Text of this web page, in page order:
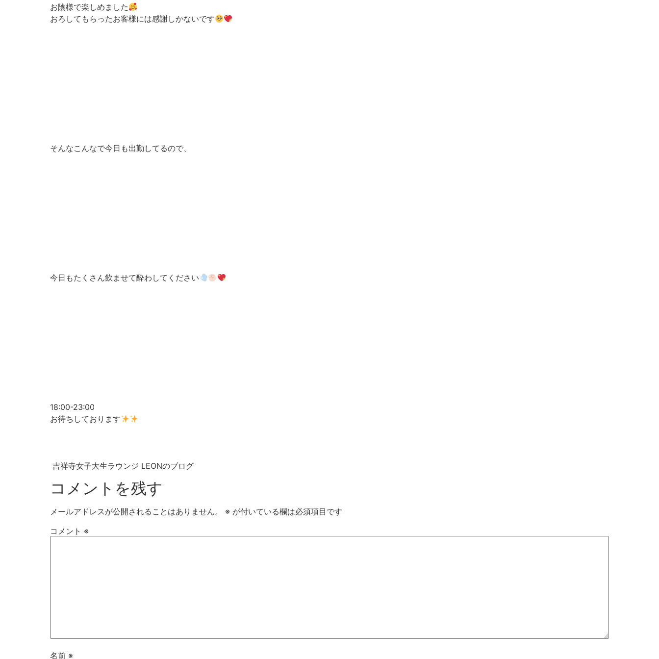
お陰様で楽しめました
おろしてもらったお客様には感謝しかないです
そんなこんなで今日も出勤してるので、
今日もたくさん飲ませて酔わしてください
18:00-23:00
お待ちしております
吉祥寺女子大生ラウンジ LEONのブログ
コメントを残す
メールアドレスが公開されることはありません。 ※ が付いている欄は必須項目です
コメント ※
名前 ※